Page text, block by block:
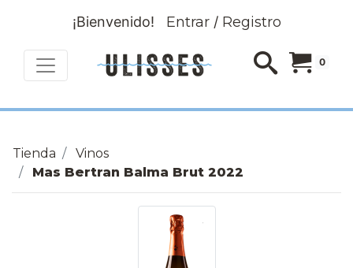
¡Bienvenido! Entrar/ Registro
0
Tienda
Vinos
Mas Bertran Balma Brut 2022